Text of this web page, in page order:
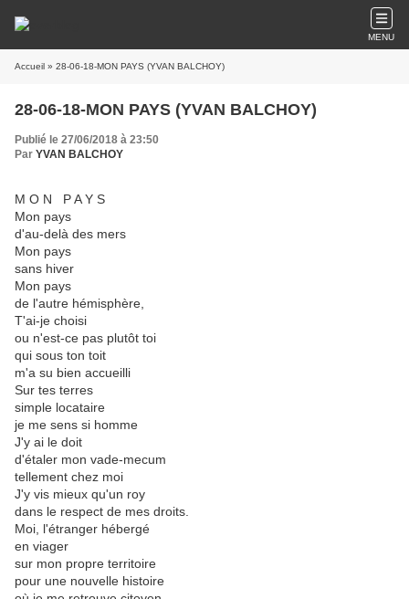
MENU
Accueil » 28-06-18-MON PAYS (YVAN BALCHOY)
28-06-18-MON PAYS (YVAN BALCHOY)
Publié le 27/06/2018 à 23:50
Par YVAN BALCHOY
M O N P A Y S
Mon pays
d'au-delà des mers
Mon pays
sans hiver
Mon pays
de l'autre hémisphère,
T'ai-je choisi
ou n'est-ce pas plutôt toi
qui sous ton toit
m'a su bien accueilli
Sur tes terres
simple locataire
je me sens si homme
J'y ai le doit
d'étaler mon vade-mecum
tellement chez moi
J'y vis mieux qu'un roy
dans le respect de mes droits.
Moi, l'étranger hébergé
en viager
sur mon propre territoire
pour une nouvelle histoire